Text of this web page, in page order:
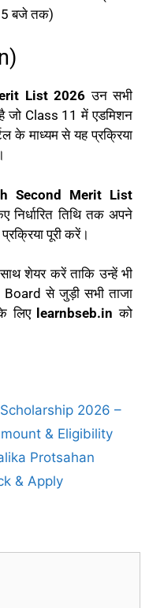
5 बजे तक)
List 2026 उन सभी
जो Class 11 में एडमिशन
के माध्यम से यह प्रक्रिया
Second Merit List
निर्धारित तिथि तक अपने
पूरी करें।
शेयर करें ताकि उन्हें भी
से जुड़ी सभी ताजा
लिए learnbseb.in को
2026 –
& Eligibility
Protsahan
& Apply